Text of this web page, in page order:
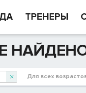
ТРЕНЕРЫ
 Для всех